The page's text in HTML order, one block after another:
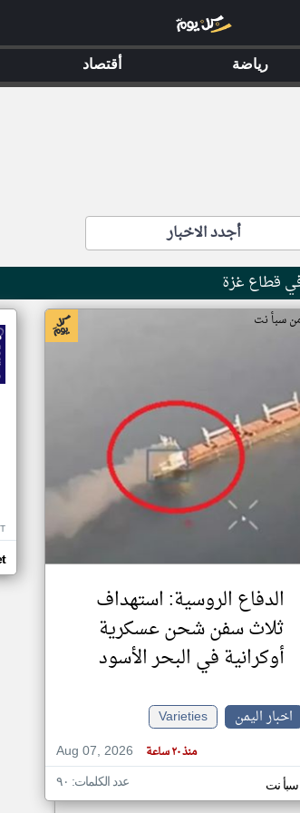
أجدد الاخبار
سبأ نت
الدفاع الروسية: استهداف
ثلاث سفن شحن عسكرية
أوكرانية في البحر الأسود
اخبار اليمن
Varieties
Aug 07, 2026
منذ ٢٠ ساعة
سبأ نت عدد الكلمات: ٩٠
رياضة أقتصاد